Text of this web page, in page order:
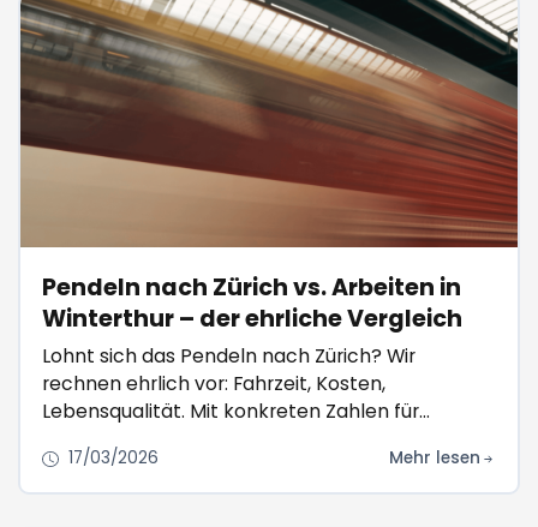
Pendeln nach Zürich vs. Arbeiten in
Winterthur – der ehrliche Vergleich
Lohnt sich das Pendeln nach Zürich? Wir
rechnen ehrlich vor: Fahrzeit, Kosten,
Lebensqualität. Mit konkreten Zahlen für
17/03/2026 Mehr lesen